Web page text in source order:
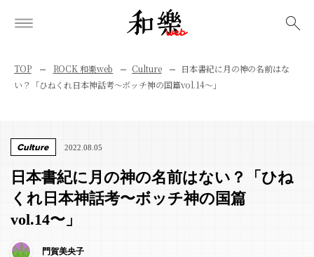
TOP ROCK 和樂web Culture
日本書紀に月の神の名前はな
い？「ひねくれ日本神話考〜ボッチ神の国篇vol.14〜」
Culture 2022.08.05
日本書紀に月の神の名前はない？「ひね
くれ日本神話考〜ボッチ神の国篇
vol.14〜」
門賀美央子